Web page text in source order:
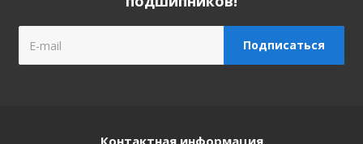
Контактная информация